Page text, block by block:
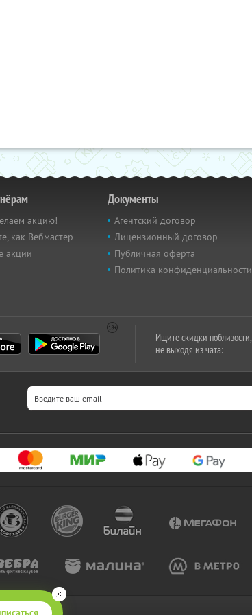
акцию!
как Вебмастер
акции
Документы
Агентский договор
Лицензионный договор
Публичная оферта
Политика конфиденциальности
Ищите скидки поблизости,
не выходя из чата: